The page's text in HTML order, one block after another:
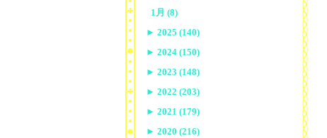
1月 (8)
► 2025 (140)
► 2024 (150)
► 2023 (148)
► 2022 (203)
► 2021 (179)
► 2020 (216)